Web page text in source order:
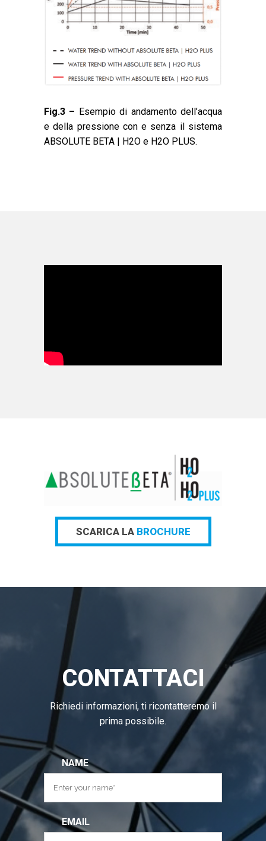
Fig.3 – Esempio di andamento dell’acqua
e della pressione con e senza il sistema
ABSOLUTE BETA | H2O e H2O PLUS.
SCARICA LA BROCHURE
CONTATTACI
Richiedi informazioni, ti ricontatteremo il
prima possibile.
NAME
EMAIL